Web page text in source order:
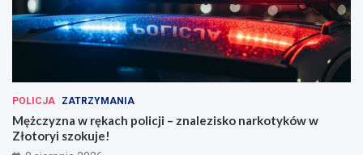
POLICJA ZATRZYMANIA
Mężczyzna w rękach policji – znalezisko narkotyków w
Złotoryi szokuje!